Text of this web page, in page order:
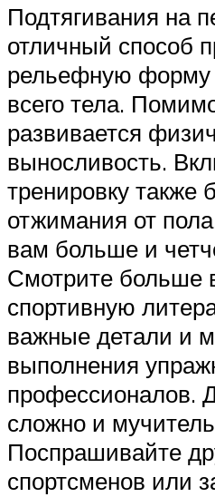
Подтягивания на
отличный способ
рельефную форму
всего тела.
развивается
выносливость.
тренировку также
отжимания от
вам больше и
Смотрите больше
спортивную
важные детали и
выполнения
профессионалов.
сложно и
Поспрашивайте
спортсменов или